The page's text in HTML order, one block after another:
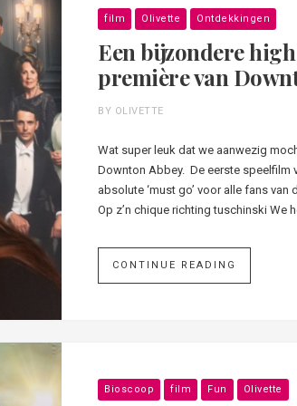
film Olivette Ontdekkingen
Een bijzondere
première van
BY OLIVETTE
Wat super leuk dat we aanwezig
Downton Abbey. De eerste speelfilm
absolute ‘must go’ voor alle fans van
Op z’n chique richting tuschinski We
CONTINUE READING
Bioscoop film Fun Olivette